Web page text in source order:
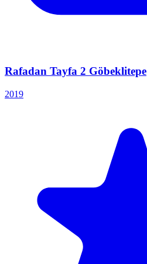
Rafadan Tayfa 2 Göbeklitepe
2019